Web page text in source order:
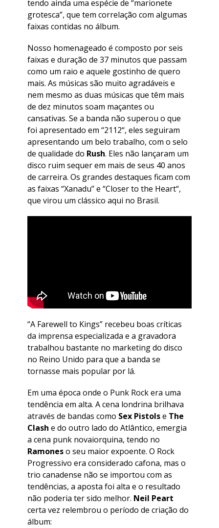
tendo ainda uma espécie de “marionete
grotesca”, que tem correlação com algumas
faixas contidas no álbum.
Nosso homenageado é composto por seis
faixas e duração de 37 minutos que passam
como um raio e aquele gostinho de quero
mais. As músicas são muito agradáveis e
nem mesmo as duas músicas que têm mais
de dez minutos soam maçantes ou
cansativas. Se a banda não superou o que
foi apresentado em “2112“, eles seguiram
apresentando um belo trabalho, com o selo
de qualidade do Rush. Eles não lançaram um
disco ruim sequer em mais de seus 40 anos
de carreira. Os grandes destaques ficam com
as faixas “Xanadu” e “Closer to the Heart“,
que virou um clássico aqui no Brasil.
“A Farewell to Kings” recebeu boas críticas
da imprensa especializada e a gravadora
trabalhou bastante no marketing do disco
no Reino Unido para que a banda se
tornasse mais popular por lá.
Em uma época onde o Punk Rock era uma
tendência em alta. A cena londrina brilhava
através de bandas como Sex Pistolse The
Clash e do outro lado do Atlântico, emergia
a cena punk novaiorquina, tendo no
Ramoneso seu maior expoente. O Rock
Progressivo era considerado cafona, mas o
trio canadense não se importou com as
tendências, a aposta foi alta e o resultado
não poderia ter sido melhor. Neil Peart
certa vez relembrou o período de criação do
álbum: